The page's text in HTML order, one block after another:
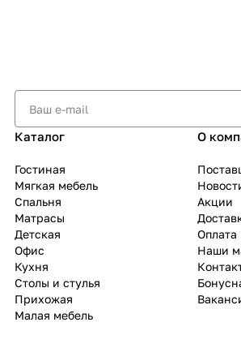
Каталог
Гостиная
Мягкая мебель
Спальня
Матрасы
Детская
Офис
Кухня
Столы и стулья
Прихожая
Малая мебель
О
Акции
Оплата
Наши